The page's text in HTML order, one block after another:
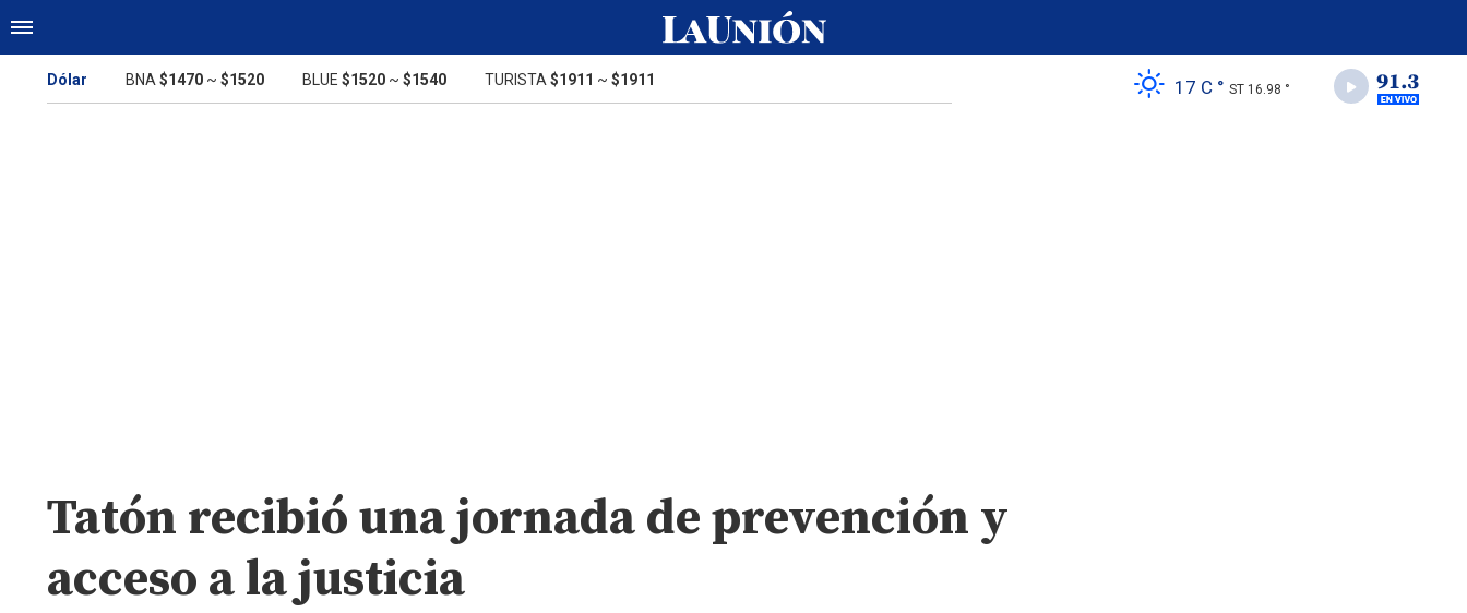
Dólar BNA $1470 ~ $1520 BLUE $1520 ~ $1540 TURISTA $1911 ~ $1911 17 C ° ST 16.98 °
Tatón recibió una jornada de prevención y
acceso a la justicia